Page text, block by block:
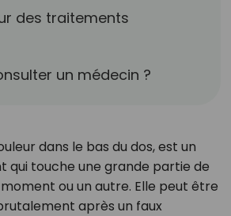
des traitements
un médecin ?
dans le bas du dos, est un
qui touche une grande partie de
ou un autre. Elle peut être
après un faux